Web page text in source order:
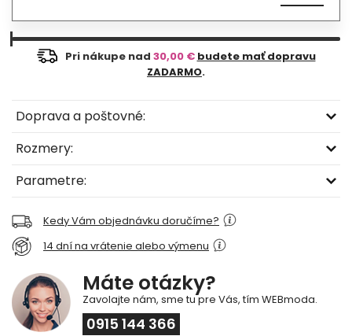
Pri nákupe nad 30,00 € budete mať dopravu
ZADARMO.
Doprava a poštovné:
Rozmery:
Parametre:
Kedy Vám objednávku doručíme?
14 dní na vrátenie alebo výmenu
Máte otázky?
Zavolajte nám, sme tu pre Vás, tím WEBmoda.
0915 144 366